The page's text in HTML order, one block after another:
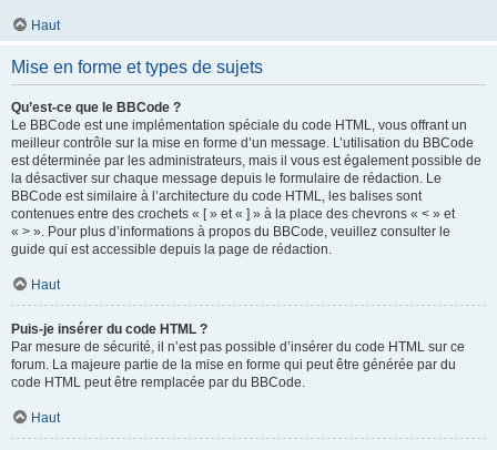
Haut
Mise en forme et types de sujets
Qu’est-ce que le BBCode ?
Le BBCode est une implémentation spéciale du code HTML, vous offrant un
meilleur contrôle sur la mise en forme d’un message. L’utilisation du BBCode
est déterminée par les administrateurs, mais il vous est également possible de
la désactiver sur chaque message depuis le formulaire de rédaction. Le
BBCode est similaire à l’architecture du code HTML, les balises sont
contenues entre des crochets « [ » et « ] » à la place des chevrons « < » et
« > ». Pour plus d’informations à propos du BBCode, veuillez consulter le
guide qui est accessible depuis la page de rédaction.
Haut
Puis-je insérer du code HTML ?
Par mesure de sécurité, il n’est pas possible d’insérer du code HTML sur ce
forum. La majeure partie de la mise en forme qui peut être générée par du
code HTML peut être remplacée par du BBCode.
Haut